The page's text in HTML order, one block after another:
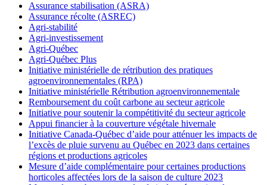
Assurance stabilisation (ASRA)
Assurance récolte (ASREC)
Agri-stabilité
Agri-investissement
Agri-Québec
Agri-Québec Plus
Initiative ministérielle de rétribution des pratiques
agroenvironnementales (RPA)
Initiative ministérielle Rétribution agroenvironnementale
Remboursement du coût carbone au secteur agricole
Initiative pour soutenir la compétitivité du secteur agricole
Appui financier à la couverture végétale hivernale
Initiative Canada-Québec d’aide pour atténuer les impacts de
l’excès de pluie survenu au Québec en 2023 dans certaines
régions et productions agricoles
Mesure d’aide complémentaire pour certaines productions
horticoles affectées lors de la saison de culture 2023